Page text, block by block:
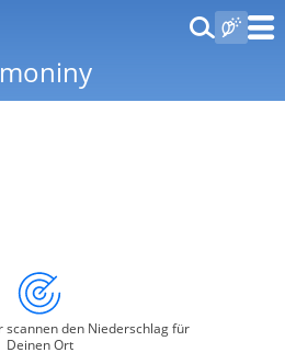
scannen den Niederschlag für
Deinen Ort